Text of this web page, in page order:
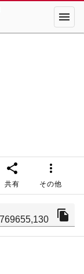
menu
share
共有
more_vert
その他
file_copy